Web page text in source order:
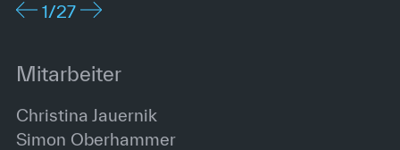
Mitarbeiter
Christina Jauernik
Simon Oberhammer
1/27